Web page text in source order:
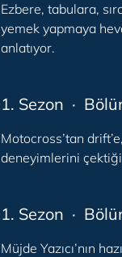
Ezbere, tabulara,
yemek yapmaya
anlatıyor.
1. Sezon ·
Motocross’tan
deneyimlerini
1. Sezon ·
Müjde Yazıcı’nın